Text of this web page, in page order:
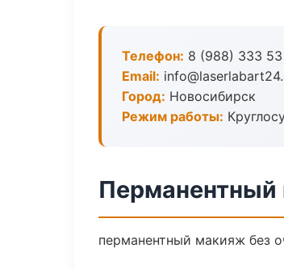
Телефон: 8 (988) 333
Email:
Город: Новосибирск
Режим работы:
перманентный макияж без